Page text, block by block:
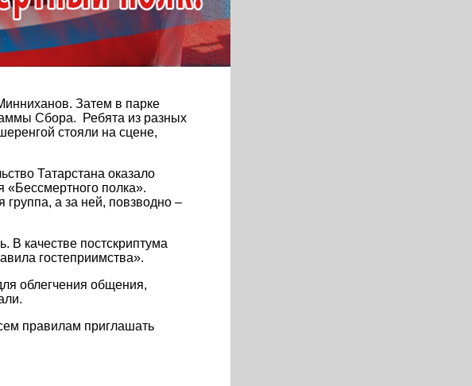
Затем в парке
Сбора.
Ребята из разных
стояли на сцене,
Татарстана оказало
полка».
а за ней, повзводно –
качестве постскриптума
гостеприимства».
облегчения общения,
правилам приглашать